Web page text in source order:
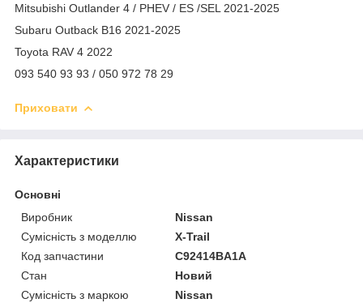
Mitsubishi Outlander 4 / PHEV / ES /SEL 2021-2025
Subaru Outback B16 2021-2025
Toyota RAV 4 2022
093 540 93 93 / 050 972 78 29
Приховати
Характеристики
Основні
Виробник
Nissan
Сумісність з моделлю
X-Trail
Код запчастини
C92414BA1A
Стан
Новий
Сумісність з маркою
Nissan